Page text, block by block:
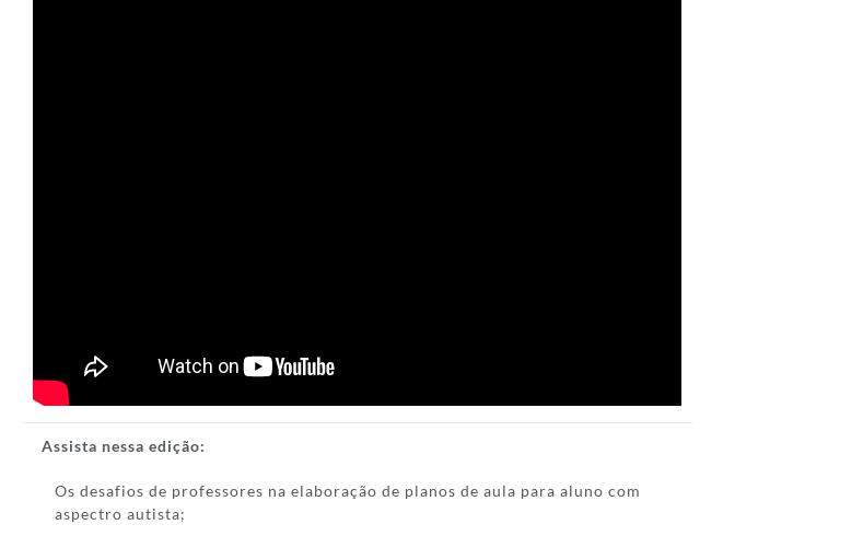
Assista nessa edição:
Os desafios de professores na elaboração de planos de aula para aluno com
aspectro autista;